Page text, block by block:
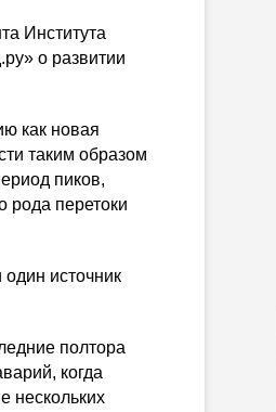
Института
о развитии
как новая
таким образом
пиков,
рода перетоки
источник
полтора
когда
нескольких